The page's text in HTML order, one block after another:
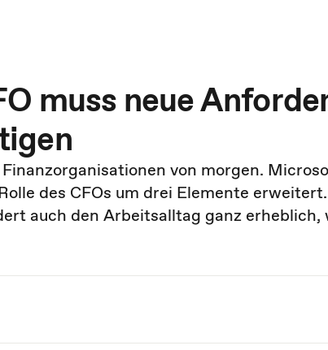
muss neue
von morgen.
des CFOs um drei Elemente
auch den Arbeitsalltag ganz erheblich,